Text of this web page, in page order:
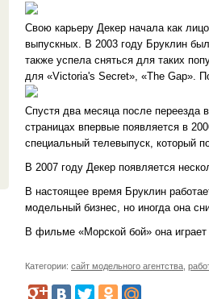
Свою карьеру Декер начала как
выпускных. В 2003 году Бруклин
также успела сняться для таких
для «Victoria's Secret», «The Gap».
Спустя два месяца после переезда
страницах впервые появляется в
специальный телевыпуск, который
В 2007 году Декер появляется
В настоящее время Бруклин
модельный бизнес, но иногда она
В фильме «Морской бой» она
Категории: сайт модельного агентства